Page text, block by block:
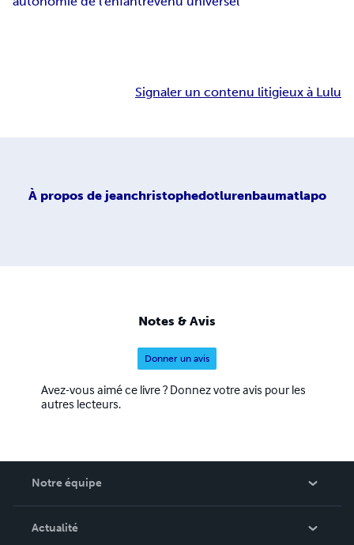
Signaler un contenu litigieux à Lulu
À propos de jeanchristophedotlurenbaumatlapo
Notes & Avis
Donner un avis
Avez-vous aimé ce livre ? Donnez votre avis pour les
autres lecteurs.
Notre équipe
Qui sommes-nous ?
Actualité